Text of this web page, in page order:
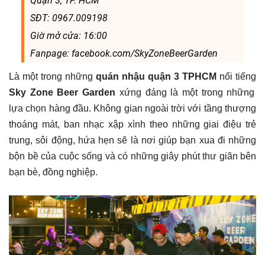
SĐT: 0967.009198
Giờ mở cửa: 16:00
Fanpage: facebook.com/SkyZoneBeerGarden
Là một trong những quán nhậu quận 3 TPHCM nổi tiếng
Sky Zone Beer Garden xứng đáng là một trong những
lựa chọn hàng đầu. Không gian ngoài trời với tầng thượng
thoáng mát, ban nhạc xập xình theo những giai điệu trẻ
trung, sôi động, hứa hẹn sẽ là nơi giúp bạn xua đi những
bộn bề của cuộc sống và có những giây phút thư giãn bên
bạn bè, đồng nghiệp.